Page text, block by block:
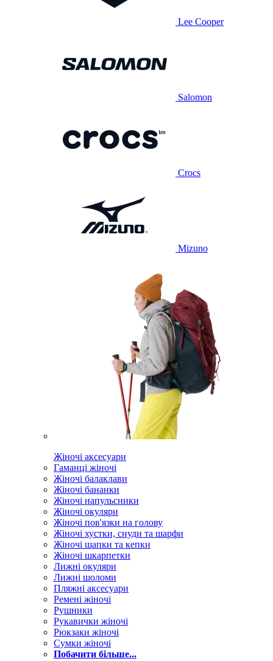
Lee Cooper
Salomon
Crocs
Mizuno
Жіночі аксесуари
Гаманці жіночі
Жіночі балаклави
Жіночі бананки
Жіночі напульсники
Жіночі окуляри
Жіночі пов'язки на голову
Жіночі хустки, снуди та шарфи
Жіночі шапки та кепки
Жіночі шкарпетки
Лижні окуляри
Лижні шоломи
Пляжні аксесуари
Ремені жіночі
Рушники
Рукавички жіночі
Рюкзаки жіночі
Сумки жіночі
Побачити більше...